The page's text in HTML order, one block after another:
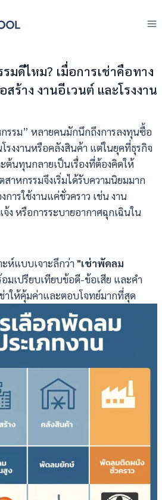
มดีไหม? เมื่อการเช่าคือทาง
ร้าง งานอีเวนต์ และโรงงาน
รรม” หลายคนมักนึกถึงการลงทุนซื้อ
โรงงานหรือคลังสินค้า แต่ในยุคที่ธุรกิจ
ต้นทุนกลายเป็นเรื่องที่ต้องคิดให้
าหกรรมจึงเริ่มได้รับความนิยมมาก
ารใช้งานแค่ชั่วคราว เช่น งาน
ง หรือการระบายอากาศฉุกเฉินใน
ห์แบบเจาะลึกว่า "เช่าพัดลม
มเปรียบเทียบข้อดี-ข้อเสีย และคำ
าให้คุ้มค่าและตอบโจทย์มากที่สุด